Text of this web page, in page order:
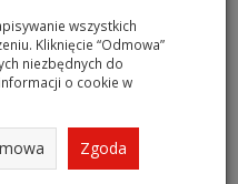
wszystkich
Kliknięcie “Odmowa”
niezbędnych do
o cookie w
Zgoda